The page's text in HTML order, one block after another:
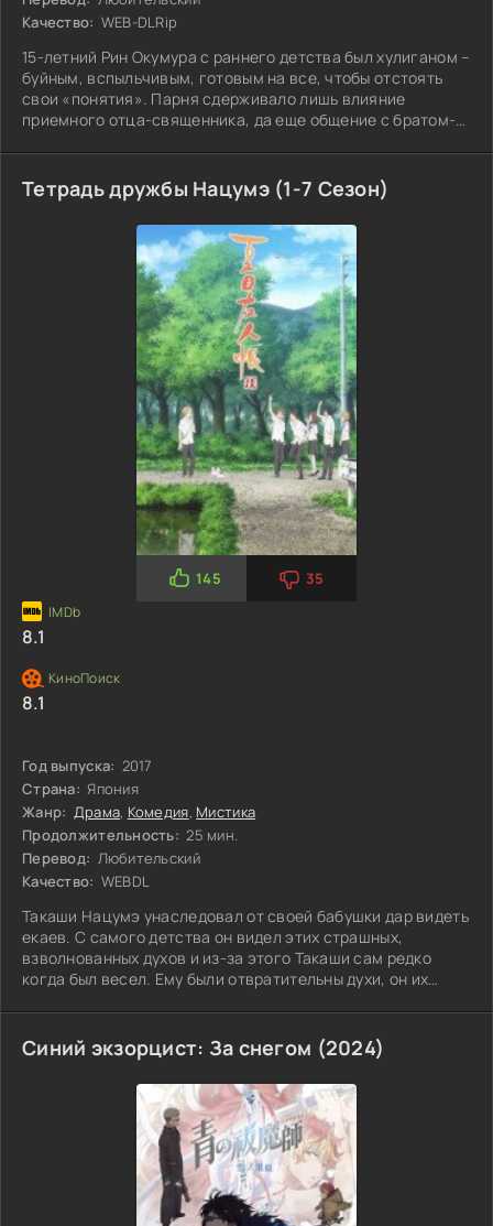
Качество: WEB-DLRip
15-летний Рин Окумура с раннего детства был хулиганом –
буйным, вспыльчивым, готовым на все, чтобы отстоять
свои «понятия». Парня сдерживало лишь влияние
приемного отца-священника, да еще общение с братом-
где жили братья, старшего звали не иначе
Тетрадь дружбы Нацумэ (1-7 Сезон)
Год выпуска: 2017
Страна: Япония
Жанр: Драма, Комедия, Мистика
Продолжительность: 25 мин.
Перевод: Любительский
Качество: WEBDL
Такаши Нацумэ унаследовал от своей бабушки дар видеть
екаев. С самого детства он видел этих страшных,
взволнованных духов и из-за этого Такаши сам редко
когда был весел. Ему были отвратительны духи, он их
Тетрадь дружбы, которая принадлежала
145 35
8.1
8.1
Синий экзорцист: За снегом (2024)